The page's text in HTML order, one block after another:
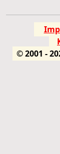
© 2001 -